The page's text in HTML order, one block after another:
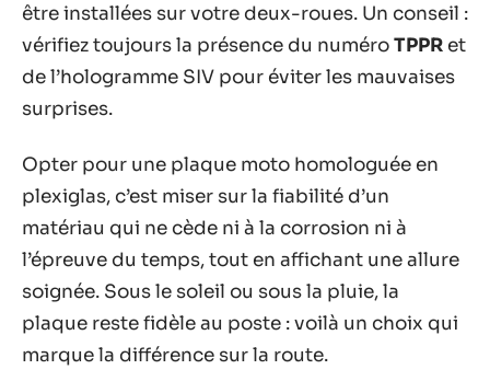
être installées sur votre deux-roues. Un conseil :
vérifiez toujours la présence du numéroTPPR et
de l’hologramme SIV pour éviter les mauvaises
surprises.
Opter pour une plaque moto homologuée en
plexiglas, c’est miser sur la fiabilité d’un
matériau qui ne cède ni à la corrosion ni à
l’épreuve du temps, tout en affichant une allure
soignée. Sous le soleil ou sous la pluie, la
plaque reste fidèle au poste : voilà un choix qui
marque la différence sur la route.